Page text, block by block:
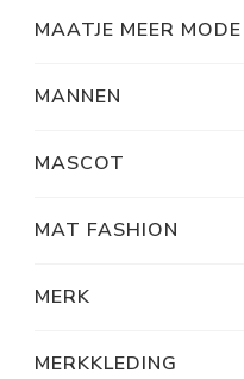
MAATJE MEER MODE
MANNEN
MASCOT
MAT FASHION
MERK
MERKKLEDING